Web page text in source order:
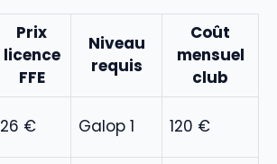
Prix
licence
FFE
Niveau
requis
Coût
mensuel
club
26 € Galop 1 120 €